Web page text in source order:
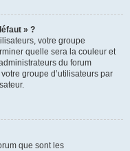
» ?
votre groupe
quelle sera la couleur et
du forum
groupe d’utilisateurs par
que sont les